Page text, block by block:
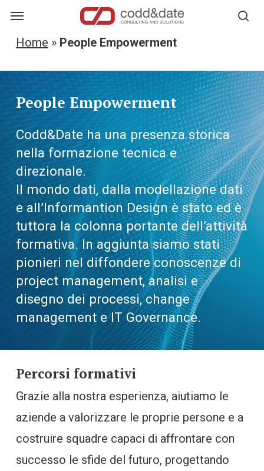
Skip
main
content
Menu
Home » People Empowerment
People Empowerment
Codd&Date ha una presenza storica
nella formazione tecnica e
direzionale.
Il mondo dati, dalla modellazione dati
e all’Informantion Design è stato ed è
tuttora la colonna portante dell’attività
formativa. In aggiunta siamo stati
pionieri nel diffondere conoscenze di
project management, analisi e
disegno dei processi, change
management e IT Governance.
Percorsi formativi
Grazie alla nostra esperienza, aiutiamo le
aziende a valorizzare le proprie persone e a
costruire squadre capaci di affrontare con
successo le sfide del futuro, progettando
Menu